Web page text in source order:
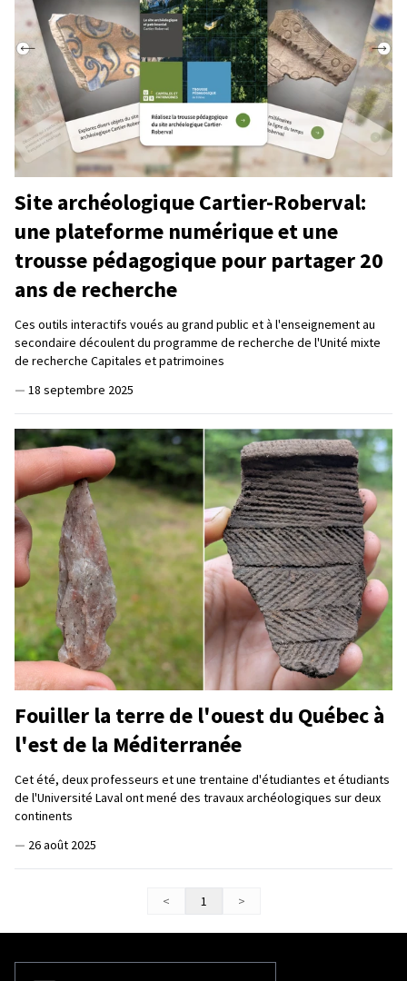
Site archéologique Cartier-Roberval:
une plateforme numérique et une
trousse pédagogique pour partager 20
ans de recherche
Ces outils interactifs voués au grand public et à l'enseignement au
secondaire découlent du programme de recherche de l'Unité mixte
de recherche Capitales et patrimoines
— 18 septembre 2025
Fouiller la terre de l'ouest du Québec à
l'est de la Méditerranée
Cet été, deux professeurs et une trentaine d'étudiantes et étudiants
de l'Université Laval ont mené des travaux archéologiques sur deux
continents
— 26 août 2025
< 1 >